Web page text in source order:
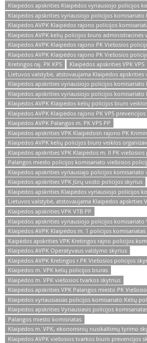
Klaipėdos apskrities Klaipėdos vyriausiojo policijos
Klaipėdos apskrities vyriausiojo policijos
Klaipėdos AVPK Klaipėdos rajono policijos
Klaipėdos AVPK kelių policijos biuro
Klaipėdos AVPK Klaipėdos rajono PK Viešosios
Klaipėdos AVPK Klaipėdos rajono PK Viešosios
Kretingos raj. PK KPS
Klaipėdos apskrities VPK VPS
Lietuvos valstybė, atstovaujama Klaipėdos
Klaipėdos apskrities vyriausiojo policijos
Klaipėdos apskrities vyriausiojo policijos
Klaipėdos AVPK Klaipėdos kelių policijos biuro
Klaipėdos AVPK Klaipėdos rajono PK VPS
Klaipėdos AVPK Palangos m. PK VPS PP
Klaipėdos apskrities VPK Klaipėdosn rajono PK
Klaipėdos AVPK kelių policijos biuro veiklos
Klaipėdos apskrities VPK Klaipėdos m. II PK
Palangos miesto policijos komisariato viešosios
Klaipėdos apskrities vyriausiajo policijos
Klaipėdos apskrities VPK Jūrų uosto policijos skyrius
Klaipėdos apskrities Klaipėdos vyriausiojo policijos
Lietuvos valstybė, atstovaujama Klaipėdos apskrties
Klaipėdos apskrities VPK VTB PP
Klaipėdos apskrities vyriausiojo policijos komisariato
Klaipėdos AVPK Klaipėdos m. 1 policijos komisariatas
Kaipėdos apskrities VPK Kretingos rajno policijos
Klaipėdos AVPK Operatyvaus valdymo skyrius
Klaipėdos AVPK Kretingos r.PK Viešosios policijos
Klaipėdos m. VPK kelių policijos biuras
Klaipėdos m. VPK viešosios tvarkos skytrius
Klaipėdos apskrities VPK Palangos miesto PK
Klaipėdos vyriausiasias policijos komisariato Kelių
Klaipėdos apskrities Vyriausiasis policijos
Palangos miesto komisriatas
Klaipėdos m. VPK, ekonominių nusikaltimų tyrimo
Klaipėdos AVPK viešosios tvarkos biuro prevencijos